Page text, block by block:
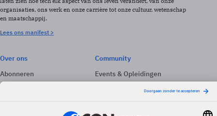
organisaties, ons werk en onze carrière tot onze cultuur, wetenschap
en maatschappij.
Lees ons manifest >
Over ons
Abonneren
Adverteren
Community
Events & Opleidingen
Nieuwsbrieven